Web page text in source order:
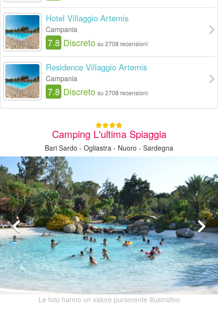
Hotel Villaggio Artemis
Campania
7.8 Discreto su 2708 recensioni
Residence Villaggio Artemis
Campania
7.8 Discreto su 2708 recensioni
Camping L'ultima Spiaggia
Bari Sardo - Ogliastra - Nuoro - Sardegna
Le foto hanno un valore puramente illustrativo